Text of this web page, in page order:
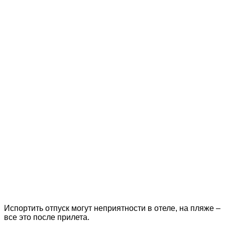
Испортить отпуск могут неприятности в отеле, на пляже –
все это после прилета.